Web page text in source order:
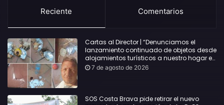
Reciente Comentarios
Cartas al Director | “Denunciamos el
lanzamiento continuado de objetos desde
alojamientos turísticos a nuestro hogar en
Lloret: Podría haber causado una
7 de agosto de 2026
SOS Costa Brava pide retirar el nuevo